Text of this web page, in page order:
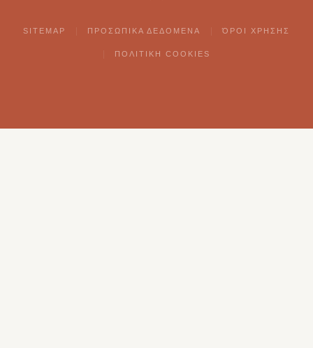
SITEMAP ΠΡΟΣΩΠΙΚΑ ΔΕΔΟΜΕΝΑ ΌΡΟΙ ΧΡΗΣΗΣ
ΠΟΛΙΤΙΚΗ COOKIES